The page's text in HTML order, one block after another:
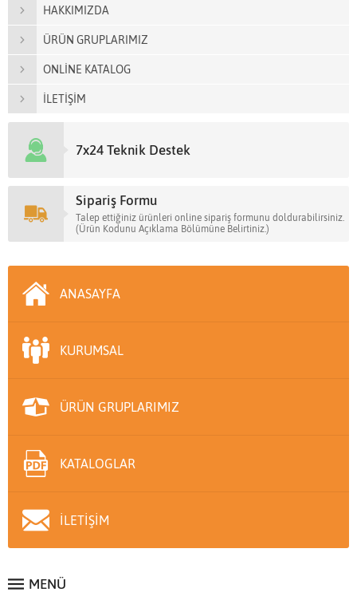
HAKKIMIZDA
ÜRÜN GRUPLARIMIZ
ONLİNE KATALOG
İLETİŞİM
7x24 Teknik Destek
Sipariş Formu
Talep ettiğiniz ürünleri online sipariş formunu doldurabilirsiniz.
(Ürün Kodunu Açıklama Bölümüne Belirtiniz.)
ANASAYFA
KURUMSAL
ÜRÜN GRUPLARIMIZ
KATALOGLAR
İLETİŞİM
MENÜ